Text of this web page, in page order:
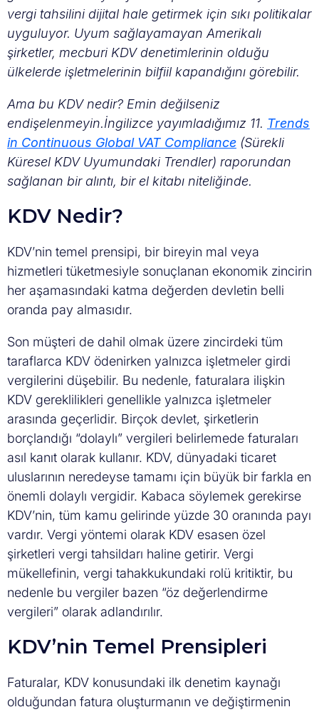
vergi tahsilini dijital hale getirmek için sıkı politikalar
uyguluyor. Uyum sağlayamayan Amerikalı
şirketler, mecburi KDV denetimlerinin olduğu
ülkelerde işletmelerinin bilfiil kapandığını görebilir.
Ama bu KDV nedir? Emin değilseniz
endişelenmeyin.İngilizce yayımladığımız 11. Trends
in Continuous Global VAT Compliance (Sürekli
Küresel KDV Uyumundaki Trendler) raporundan
sağlanan bir alıntı, bir el kitabı niteliğinde.
KDV Nedir?
KDV’nin temel prensipi, bir bireyin mal veya
hizmetleri tüketmesiyle sonuçlanan ekonomik zincirin
her aşamasındaki katma değerden devletin belli
oranda pay almasıdır.
Son müşteri de dahil olmak üzere zincirdeki tüm
taraflarca KDV ödenirken yalnızca işletmeler girdi
vergilerini düşebilir. Bu nedenle, faturalara ilişkin
KDV gereklilikleri genellikle yalnızca işletmeler
arasında geçerlidir. Birçok devlet, şirketlerin
borçlandığı “dolaylı” vergileri belirlemede faturaları
asıl kanıt olarak kullanır. KDV, dünyadaki ticaret
uluslarının neredeyse tamamı için büyük bir farkla en
önemli dolaylı vergidir. Kabaca söylemek gerekirse
KDV’nin, tüm kamu gelirinde yüzde 30 oranında payı
vardır. Vergi yöntemi olarak KDV esasen özel
şirketleri vergi tahsildarı haline getirir. Vergi
mükellefinin, vergi tahakkukundaki rolü kritiktir, bu
nedenle bu vergiler bazen “öz değerlendirme
vergileri” olarak adlandırılır.
KDV’nin Temel Prensipleri
Faturalar, KDV konusundaki ilk denetim kaynağı
olduğundan fatura oluşturmanın ve değiştirmenin